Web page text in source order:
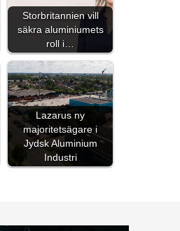
Storbritannien vill
säkra aluminiumets
roll i…
Lazarus ny
majoritetsägare i
Jydsk Aluminium
Industri